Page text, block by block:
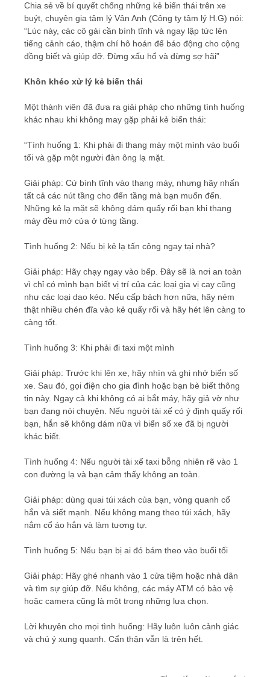
Chia sẻ về bí quyết chống những kẻ biến thái trên xe
buýt, chuyên gia tâm lý Vân Anh (Công ty tâm lý H.G) nói:
“Lúc này, các cô gái cần bình tĩnh và ngay lập tức lên
tiếng cảnh cáo, thậm chí hô hoán để báo động cho cộng
đồng biết và giúp đỡ. Đừng xấu hổ và đừng sợ hãi”
Khôn khéo xử lý kẻ biến thái
Một thành viên đã đưa ra giải pháp cho những tình huống
khác nhau khi không may gặp phải kẻ biến thái:
“Tình huống 1: Khi phải đi thang máy một mình vào buổi
tối và gặp một người đàn ông lạ mặt.
Giải pháp: Cứ bình tĩnh vào thang máy, nhưng hãy nhấn
tất cả các nút tầng cho đến tầng mà bạn muốn đến.
Những kẻ lạ mặt sẽ không dám quấy rối bạn khi thang
máy đều mở cửa ở từng tầng.
Tình huống 2: Nếu bị kẻ lạ tấn công ngay tại nhà?
Giải pháp: Hãy chạy ngay vào bếp. Đây sẽ là nơi an toàn
vì chỉ có mình bạn biết vị trí của các loại gia vị cay cũng
như các loại dao kéo. Nếu cấp bách hơn nữa, hãy ném
thật nhiều chén đĩa vào kẻ quấy rối và hãy hét lên càng to
càng tốt.
Tình huống 3: Khi phải đi taxi một mình
Giải pháp: Trước khi lên xe, hãy nhìn và ghi nhớ biển số
xe. Sau đó, gọi điện cho gia đình hoặc bạn bè biết thông
tin này. Ngay cả khi không có ai bắt máy, hãy giả vờ như
bạn đang nói chuyện. Nếu người tài xế có ý định quấy rối
bạn, hắn sẽ không dám nữa vì biển số xe đã bị người
khác biết.
Tình huống 4: Nếu người tài xế taxi bỗng nhiên rẽ vào 1
con đường lạ và bạn cảm thấy không an toàn.
Giải pháp: dùng quai túi xách của bạn, vòng quanh cổ
hắn và siết mạnh. Nếu không mang theo túi xách, hãy
nắm cổ áo hắn và làm tương tự.
Tình huống 5: Nếu bạn bị ai đó bám theo vào buổi tối
Giải pháp: Hãy ghé nhanh vào 1 cửa tiệm hoặc nhà dân
và tìm sự giúp đỡ. Nếu không, các máy ATM có bảo vệ
hoặc camera cũng là một trong những lựa chọn.
Lời khuyên cho mọi tình huống: Hãy luôn luôn cảnh giác
và chú ý xung quanh. Cẩn thận vẫn là trên hết.